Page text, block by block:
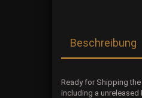
Beschreibung
Ready for Shipping the
including a unreleased